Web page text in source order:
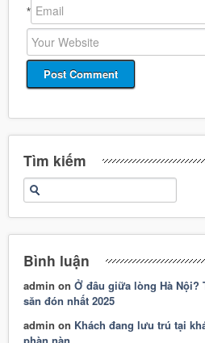
*
Tìm kiếm
Bình luận
admin onỞ đâu giữa lòng Hà Nội?
săn đón nhất 2025
admin on Khách đang lưu trú tại